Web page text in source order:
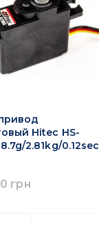
Hitec HS-
2.81kg/0.12sec
грн